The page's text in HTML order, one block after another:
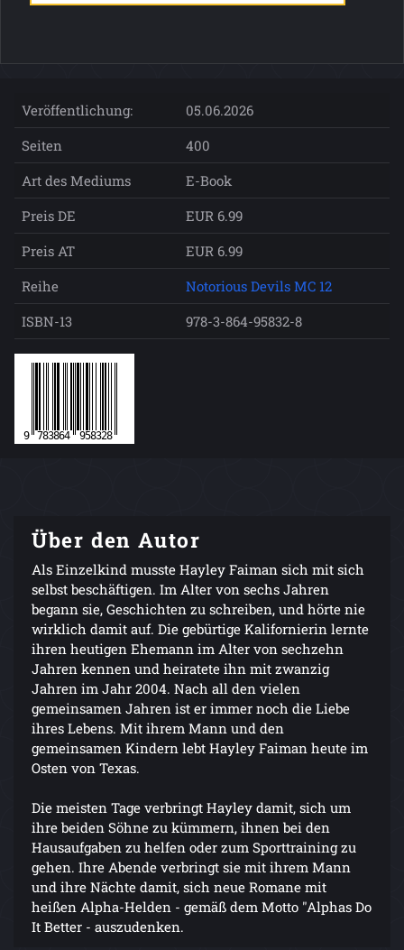
Veröffentlichung:
05.06.2026
Seiten
400
Art des Mediums
E-Book
Preis DE
EUR 6.99
Preis AT
EUR 6.99
Reihe
Notorious Devils MC 12
ISBN-13
978-3-864-95832-8
Über den Autor
Als Einzelkind musste Hayley Faiman sich mit sich
selbst beschäftigen. Im Alter von sechs Jahren
begann sie, Geschichten zu schreiben, und hörte nie
wirklich damit auf. Die gebürtige Kalifornierin lernte
ihren heutigen Ehemann im Alter von sechzehn
Jahren kennen und heiratete ihn mit zwanzig
Jahren im Jahr 2004. Nach all den vielen
gemeinsamen Jahren ist er immer noch die Liebe
ihres Lebens. Mit ihrem Mann und den
gemeinsamen Kindern lebt Hayley Faiman heute im
Osten von Texas.
Die meisten Tage verbringt Hayley damit, sich um
ihre beiden Söhne zu kümmern, ihnen bei den
Hausaufgaben zu helfen oder zum Sporttraining zu
gehen. Ihre Abende verbringt sie mit ihrem Mann
und ihre Nächte damit, sich neue Romane mit
heißen Alpha-Helden - gemäß dem Motto "Alphas Do
It Better - auszudenken.